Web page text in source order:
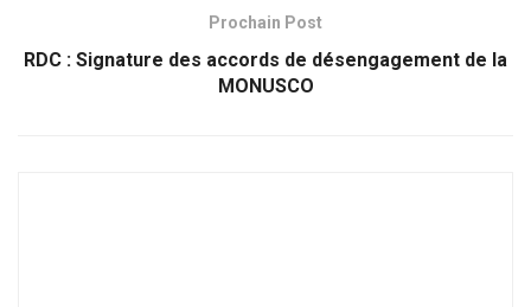
Prochain Post
RDC : Signature des accords de désengagement de la
MONUSCO